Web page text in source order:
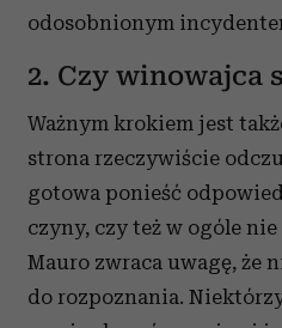
odosobnionym
2. Czy winowajca
Ważnym krokiem jest
strona rzeczywiście
gotowa ponieść
czyny, czy też w ogóle
Mauro zwraca uwagę, że
do rozpoznania.